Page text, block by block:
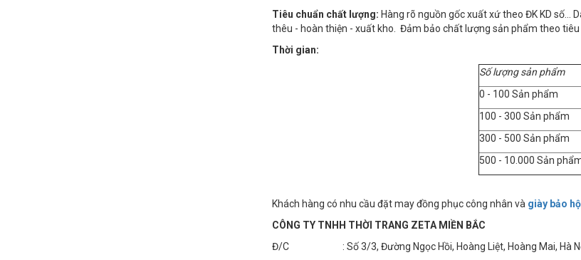
Tiêu chuẩn chất lượng: Hàng rõ nguồn gốc xuất xứ theo ĐK KD số…
thêu - hoàn thiện - xuất kho. Đảm bảo chất lượng sản phẩm theo tiêu
Thời gian:
Số lượng sản phẩm
0 - 100 Sản phẩm
100 - 300 Sản phẩm
300 - 500 Sản phẩm
500 - 10.000 Sản
Khách hàng có nhu cầu đặt may đồng phục công nhân và giày bảo
CÔNG TY TNHH THỜI TRANG ZETA MIỀN BẮC
Đ/C : Số 3/3, Đường Ngọc Hồi, Hoàng Liệt, Hoàng Mai, Hà